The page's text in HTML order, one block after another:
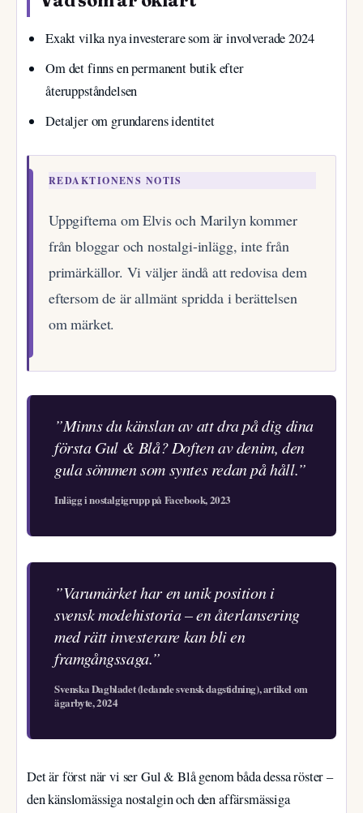
Exakt vilka nya investerare som är involverade 2024
Om det finns en permanent butik efter
återuppståndelsen
Detaljer om grundarens identitet
REDAKTIONENS NOTIS
Uppgifterna om Elvis och Marilyn kommer
från bloggar och nostalgi-inlägg, inte från
primärkällor. Vi väljer ändå att redovisa dem
eftersom de är allmänt spridda i berättelsen
om märket.
”Minns du känslan av att dra på dig dina
första Gul & Blå? Doften av denim, den
gula sömmen som syntes redan på håll.”
Inlägg i nostalgigrupp på Facebook, 2023
”Varumärket har en unik position i
svensk modehistoria – en återlansering
med rätt investerare kan bli en
framgångssaga.”
Svenska Dagbladet (ledande svensk dagstidning), artikel om
ägarbyte, 2024
Det är först när vi ser Gul & Blå genom båda dessa röster –
den känslomässiga nostalgin och den affärsmässiga